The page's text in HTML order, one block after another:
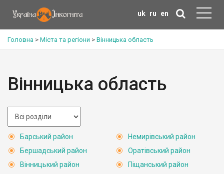
uk ru en
Головна > Міста та регіони > Вінницька область
Вінницька область
Барський район
Бершадський район
Вінницький район
Немирівський район
Оратівський район
Піщанський район